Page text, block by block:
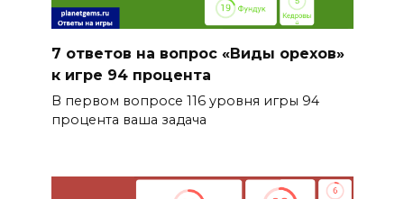
7 ответов на вопрос «Виды орехов»
к игре 94 процента
В первом вопросе 116 уровня игры 94
процента ваша задача